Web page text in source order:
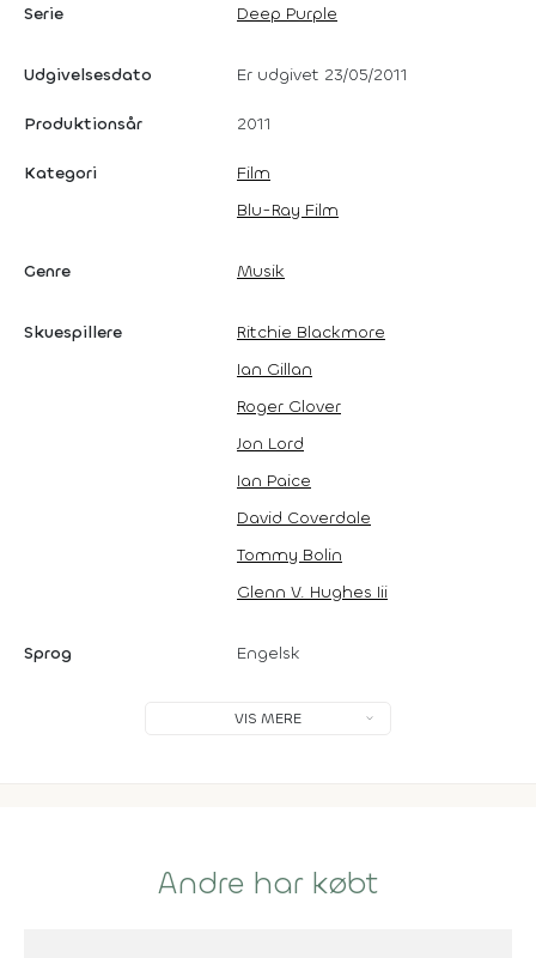
Serie Deep Purple
Udgivelsesdato Er udgivet 23/05/2011
Produktionsår 2011
Kategori
Film
Blu-Ray Film
Genre Musik
Skuespillere
Ritchie Blackmore
Ian Gillan
Roger Glover
Jon Lord
Ian Paice
David Coverdale
Tommy Bolin
Glenn V. Hughes Iii
Sprog Engelsk
VIS MERE
Andre har købt